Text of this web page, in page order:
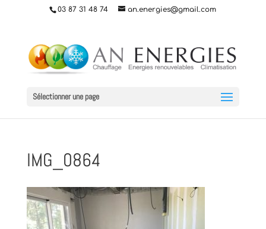
03 87 31 48 74 an.energies@gmail.com
Sélectionner une page
IMG_0864